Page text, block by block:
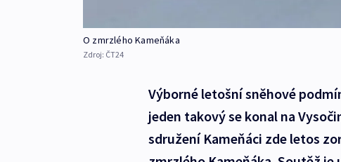
O zmrzlého Kameňáka
Zdroj: ČT24
Výborné letošní sněhové
jeden takový se konal na
sdružení Kameňáci zde letos